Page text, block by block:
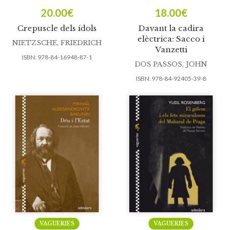
Crepuscle dels ídols
20.00€
NIETZSCHE, FRIEDRICH
ISBN: 978-84-16948-87-1
Davant la cadira
elèctrica: Sacco i
Vanzetti
18.00€
DOS PASSOS, JOHN
ISBN: 978-84-92405-39-8
VAGUERIES VAGUERIES